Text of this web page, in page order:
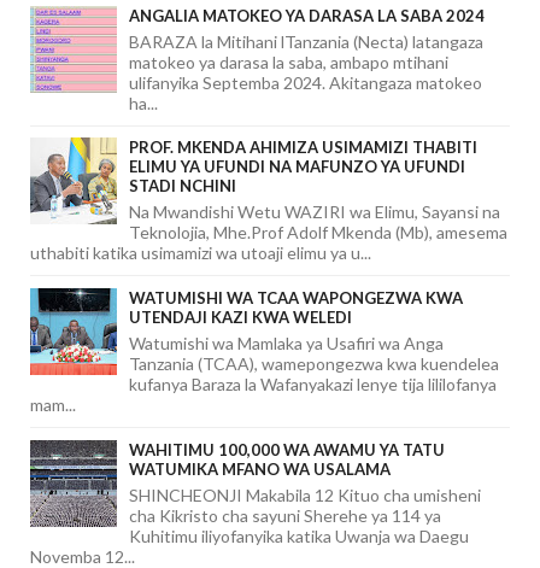
ANGALIA MATOKEO YA DARASA LA SABA 2024
BARAZA la Mitihani lTanzania (Necta) latangaza
matokeo ya darasa la saba, ambapo mtihani
ulifanyika Septemba 2024. Akitangaza matokeo
ha...
PROF. MKENDA AHIMIZA USIMAMIZI THABITI
ELIMU YA UFUNDI NA MAFUNZO YA UFUNDI
STADI NCHINI
Na Mwandishi Wetu WAZIRI wa Elimu, Sayansi na
Teknolojia, Mhe.Prof Adolf Mkenda (Mb), amesema
uthabiti katika usimamizi wa utoaji elimu ya u...
WATUMISHI WA TCAA WAPONGEZWA KWA
UTENDAJI KAZI KWA WELEDI
Watumishi wa Mamlaka ya Usafiri wa Anga
Tanzania (TCAA), wamepongezwa kwa kuendelea
kufanya Baraza la Wafanyakazi lenye tija lililofanya
mam...
WAHITIMU 100,000 WA AWAMU YA TATU
WATUMIKA MFANO WA USALAMA
SHINCHEONJI Makabila 12 Kituo cha umisheni
cha Kikristo cha sayuni Sherehe ya 114 ya
Kuhitimu iliyofanyika katika Uwanja wa Daegu
Novemba 12...